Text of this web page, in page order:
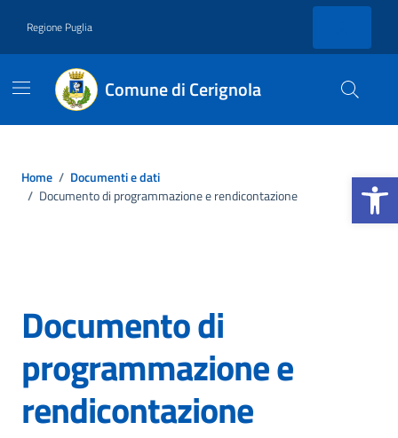
Apri la
Regione Puglia
Comune di Cerignola
Home / Documenti e dati
/ Documento di programmazione e rendicontazione
Documento di
programmazione e
rendicontazione